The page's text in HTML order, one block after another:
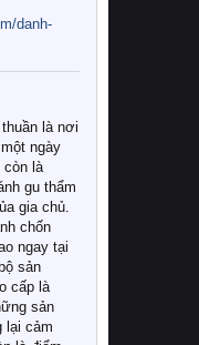
danh-
là nơi
ngày
còn là
gu thẩm
gia chủ.
chốn
ngay tại
sản
cấp là
sản
lại cảm